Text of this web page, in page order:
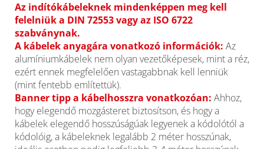
Az indítókábeleknek mindenképpen meg kell
felelniük a DIN 72553 vagy az ISO 6722
szabványnak.
A kábelek anyagára vonatkozó információk: Az
alumíniumkábelek nem olyan vezetőképesek, mint a réz,
ezért ennek megfelelően vastagabbnak kell lenniük
(mint fentebb említettük).
Banner tipp a kábelhosszra vonatkozóan: Ahhoz,
hogy elegendő mozgásteret biztosítson, és hogy a
kábelek elegendő hosszúságúak legyenek a kódolótól a
kódolóig, a kábeleknek legalább 2 méter hosszúnak,